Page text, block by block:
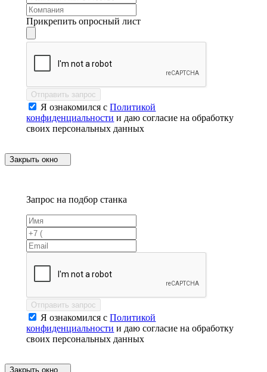
Прикрепить опросный лист
Отправить запрос
Я ознакомился сПолитикой
конфиденциальности и даю согласие на обработку
своих персональных данных
Закрыть окно
Запрос на подбор станка
Отправить запрос
Я ознакомился сПолитикой
конфиденциальности и даю согласие на обработку
своих персональных данных
Закрыть окно